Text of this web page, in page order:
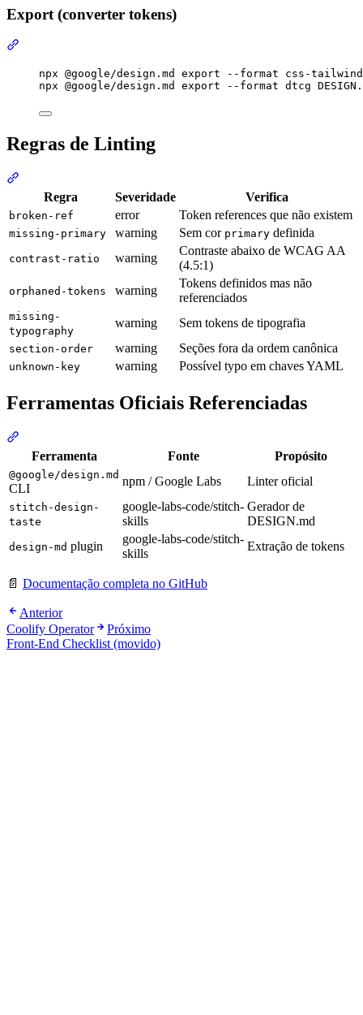
Export (converter tokens)
Terminal window
npx @google/design.md export --format
css-tailwind
npx @google/design.md export --format dtcg
Regras de Linting
Regra
Severidade Verifica
broken-ref error Token references que não existem
missing-primary warning Sem cor primary definida
contrast-ratio warning
Contraste abaixo de WCAG AA
(4.5:1)
orphaned-tokens warning
Tokens definidos mas não
referenciados
missing-
typography
warning Sem tokens de tipografia
section-order warning Seções fora da ordem canônica
unknown-key warning Possível typo em chaves YAML
Ferramentas Oficiais Referenciadas
Ferramenta
Fonte Propósito
@google/design.md
CLI
npm / Google Labs Linter oficial
stitch-design-
taste
google-labs-code/stitch-
skills
Gerador de
DESIGN.md
design-md plugin
google-labs-code/stitch-
skills
Extração de tokens
📄 Documentação completa no GitHub
Anterior
Coolify Operator
Próximo
Front-End Checklist (movido)